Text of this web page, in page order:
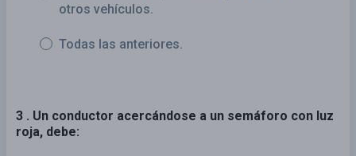
otros vehículos.
Todas las anteriores.
3 . Un conductor acercándose a un semáforo con luz
roja, debe: